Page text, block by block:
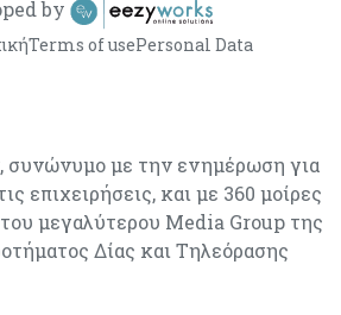
συνώνυμο με την ενημέρωση για
επιχειρήσεις, και με 360 μοίρες
μεγαλύτερου Media Group της
Δίας και Τηλεόρασης
Terms of usePersonal Data
by